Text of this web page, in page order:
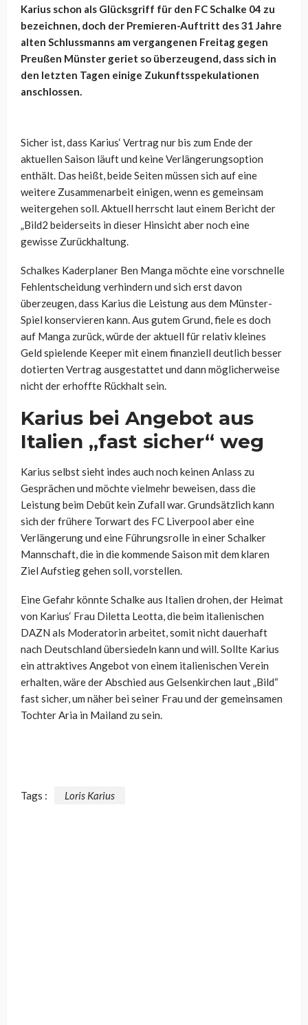
Karius schon als Glücksgriff für den FC Schalke 04 zu
bezeichnen, doch der Premieren-Auftritt des 31 Jahre
alten Schlussmanns am vergangenen Freitag gegen
Preußen Münster geriet so überzeugend, dass sich in
den letzten Tagen einige Zukunftsspekulationen
anschlossen.
Sicher ist, dass Karius‘ Vertrag nur bis zum Ende der
aktuellen Saison läuft und keine Verlängerungsoption
enthält. Das heißt, beide Seiten müssen sich auf eine
weitere Zusammenarbeit einigen, wenn es gemeinsam
weitergehen soll. Aktuell herrscht laut einem Bericht der
„Bild2 beiderseits in dieser Hinsicht aber noch eine
gewisse Zurückhaltung.
Schalkes Kaderplaner Ben Manga möchte eine vorschnelle
Fehlentscheidung verhindern und sich erst davon
überzeugen, dass Karius die Leistung aus dem Münster-
Spiel konservieren kann. Aus gutem Grund, fiele es doch
auf Manga zurück, würde der aktuell für relativ kleines
Geld spielende Keeper mit einem finanziell deutlich besser
dotierten Vertrag ausgestattet und dann möglicherweise
nicht der erhoffte Rückhalt sein.
Karius bei Angebot aus
Italien „fast sicher“ weg
Karius selbst sieht indes auch noch keinen Anlass zu
Gesprächen und möchte vielmehr beweisen, dass die
Leistung beim Debüt kein Zufall war. Grundsätzlich kann
sich der frühere Torwart des FC Liverpool aber eine
Verlängerung und eine Führungsrolle in einer Schalker
Mannschaft, die in die kommende Saison mit dem klaren
Ziel Aufstieg gehen soll, vorstellen.
Eine Gefahr könnte Schalke aus Italien drohen, der Heimat
von Karius‘ Frau Diletta Leotta, die beim italienischen
DAZN als Moderatorin arbeitet, somit nicht dauerhaft
nach Deutschland übersiedeln kann und will. Sollte Karius
ein attraktives Angebot von einem italienischen Verein
erhalten, wäre der Abschied aus Gelsenkirchen laut „Bild“
fast sicher, um näher bei seiner Frau und der gemeinsamen
Tochter Aria in Mailand zu sein.
Tags : Loris Karius